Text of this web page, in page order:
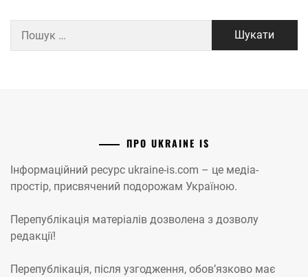
ПРО UKRAINE IS
Інформаційний ресурс ukraine-is.com – це медіа-
простір, присвячений подорожам Україною.
Перепублікація матеріалів дозволена з дозволу
редакції!
Перепублікація, після узгодження, обов’язково має